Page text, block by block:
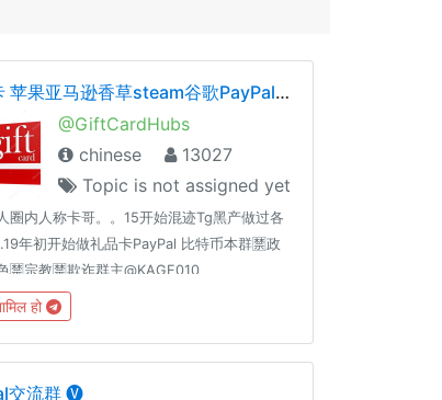
礼品卡 苹果亚马逊香草steam谷歌PayPal黑产灰产暴利
@GiftCardHubs
chinese
13027
Topic is not assigned yet
圈内人称卡哥。。15开始混迹Tg黑产做过各
年初开始做礼品卡PayPal 比特币本群🈲️政
🈲️宗教🈲️欺诈群主@KAGE010
हो
交流群 🅥